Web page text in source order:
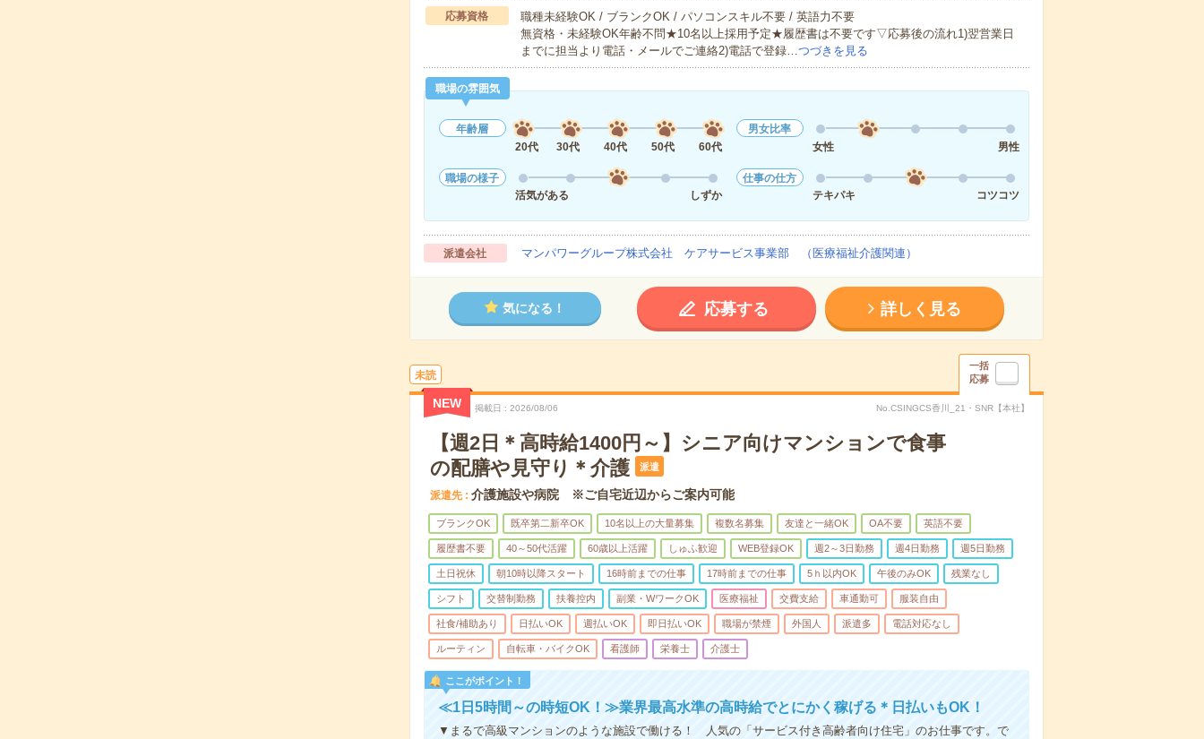
応募資格
職種未経験OK / ブランクOK / パソコンスキル不要 / 英語力不要
無資格・未経験OK年齢不問★10名以上採用予定★履歴書は不要です▽応募後の流れ1)翌営業日
までに担当より電話・メールでご連絡2)電話で登録…つづきを見る
職場の雰囲気
年齢層
20代
30代 40代 50代 60代
男女比率
女性
男性
職場の様子
活気がある
しずか
仕事の仕方
テキパキ
コツコツ
派遣会社 マンパワーグループ株式会社 ケアサービス事業部 （医療福祉介護関連）
気になる！ 応募する 詳しく見る
未読
一括
応募
NEW 掲載日 2026/08/06 No.CSINGCS香川_21・SNR【本社】
【週2日＊高時給1400円～】シニア向けマンションで食事
の配膳や見守り＊介護
派遣
派遣先 介護施設や病院 ※ご自宅近辺からご案内可能
ブランクOK 既卒第二新卒OK 10名以上の大量募集 複数名募集 友達と一緒OK OA不要 英語不要
履歴書不要 40～50代活躍 60歳以上活躍 しゅふ歓迎 WEB登録OK 週2～3日勤務 週4日勤務 週5日勤務
土日祝休 朝10時以降スタート 16時前までの仕事 17時前までの仕事 5ｈ以内OK 午後のみOK 残業なし
シフト 交替制勤務 扶養控内 副業・WワークOK 医療福祉 交費支給 車通勤可 服装自由
社食/補助あり 日払いOK 週払いOK 即日払いOK 職場が禁煙 外国人 派遣多 電話対応なし
ルーティン 自転車・バイクOK 看護師 栄養士 介護士
ここがポイント！
≪1日5時間～の時短OK！≫業界最高水準の高時給でとにかく稼げる＊日払いもOK！
▼まるで高級マンションのような施設で働ける！ 人気の「サービス付き高齢者向け住宅」のお仕事です。で